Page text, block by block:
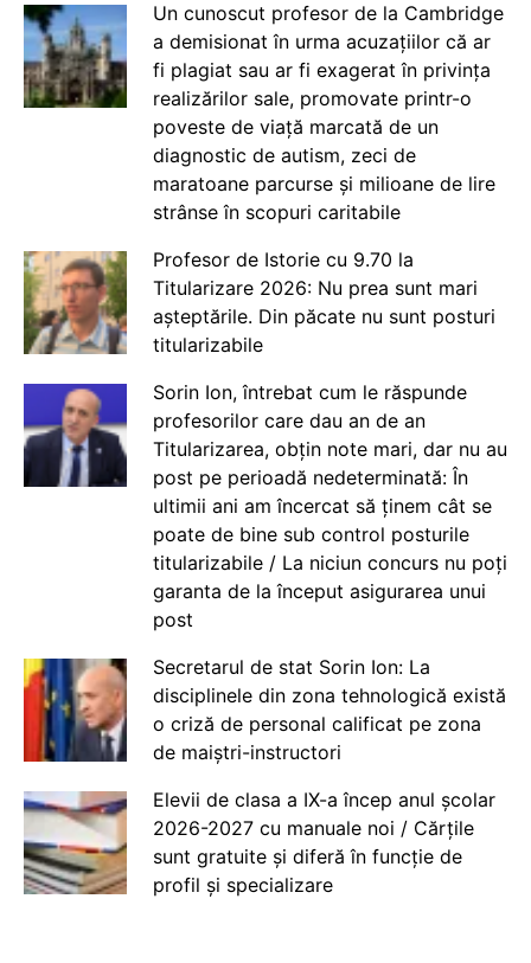
Un cunoscut profesor de la Cambridge
a demisionat în urma acuzațiilor că ar
fi plagiat sau ar fi exagerat în privința
realizărilor sale, promovate printr-o
poveste de viață marcată de un
diagnostic de autism, zeci de
maratoane parcurse și milioane de lire
strânse în scopuri caritabile
Profesor de Istorie cu 9.70 la
Titularizare 2026: Nu prea sunt mari
așteptările. Din păcate nu sunt posturi
titularizabile
Sorin Ion, întrebat cum le răspunde
profesorilor care dau an de an
Titularizarea, obțin note mari, dar nu au
post pe perioadă nedeterminată: În
ultimii ani am încercat să ținem cât se
poate de bine sub control posturile
titularizabile / La niciun concurs nu poți
garanta de la început asigurarea unui
post
Secretarul de stat Sorin Ion: La
disciplinele din zona tehnologică există
o criză de personal calificat pe zona
de maiștri-instructori
Elevii de clasa a IX-a încep anul școlar
2026-2027 cu manuale noi / Cărțile
sunt gratuite și diferă în funcție de
profil și specializare